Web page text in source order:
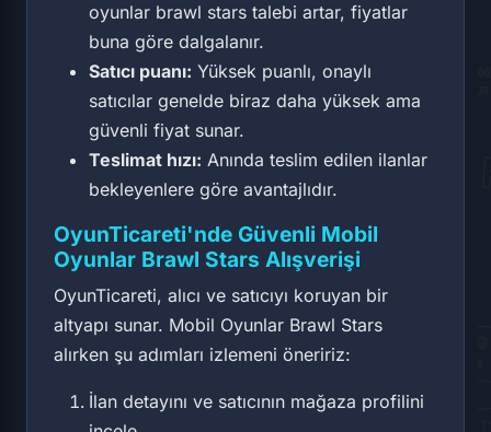
oyunlar brawl stars talebi artar, fiyatlar
buna göre dalgalanır.
Satıcı puanı: Yüksek puanlı, onaylı
satıcılar genelde biraz daha yüksek ama
güvenli fiyat sunar.
Teslimat hızı: Anında teslim edilen ilanlar
bekleyenlere göre avantajlıdır.
OyunTicareti'nde Güvenli Mobil
Oyunlar Brawl Stars Alışverişi
OyunTicareti, alıcı ve satıcıyı koruyan bir
altyapı sunar. Mobil Oyunlar Brawl Stars
alırken şu adımları izlemeni öneririz:
İlan detayını ve satıcının mağaza profilini